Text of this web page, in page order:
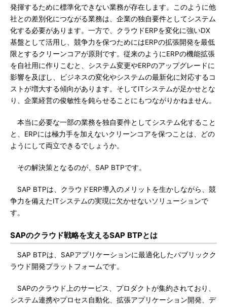
発揮するために標準化できない業務が存在します。このように他
社との差別化につながる業務は、企業の独自要件としてシステム
化する必要があります。一方で、クラウドERPを変化に強いDX
基盤として活用し、競争力を保つためにはERPの拡張開発を最低
限とするクリーンコアが原則です。従来のようにERPの機能拡張
を自社用に作りこむと、システム変更やERPのアップグレードに
影響を及ぼし、ビジネスの変化やシステムの最新化に対応するコ
ストが増大する傾向があります。そしてITシステムが足かせとな
り、企業経営の俊敏性を鈍らせることにもつながりかねません。
本当に必要な一部の業務を独自要件としてシステム化すること
と、ERPには極力手を加えないクリーンコアを保つことは、どの
ようにして両立できるでしょうか。
その解決策となるのが、SAP BTPです。
SAP BTPは、クラウドERP導入のメリットを生かしながら、競
争力を備えたITシステムの実現に欠かせないソリューションで
す。
SAPのクラウド戦略を支えるSAP BTPとは
SAP BTPは、SAPアプリケーションに最適化したパブリックク
ラウド開発プラットフォームです。
SAPのクラウド上のサービス、プロダクトが集約されており、
システム連携やプロセス自動化、拡張アプリケーション開発、デ